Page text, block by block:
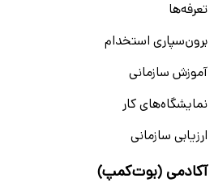
تعرفه‌ها
برون‌سپاری استخدام
آموزش سازمانی
نمایشگاه‌های کار
ارزیابی سازمانی
آکادمی (بوت‌کمپ)